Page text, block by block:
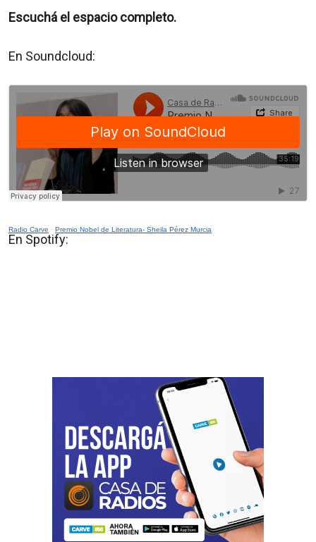
Escuchá el espacio completo.
En Soundcloud:
Radio Carve · Premio Nobel de Literatura- Sheila Pérez Murcia
En Spotify: